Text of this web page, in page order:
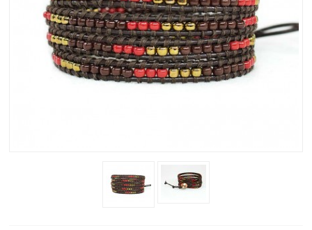
SETURI BRATARI New
COLECTII BRATARI
DESPRE NOI